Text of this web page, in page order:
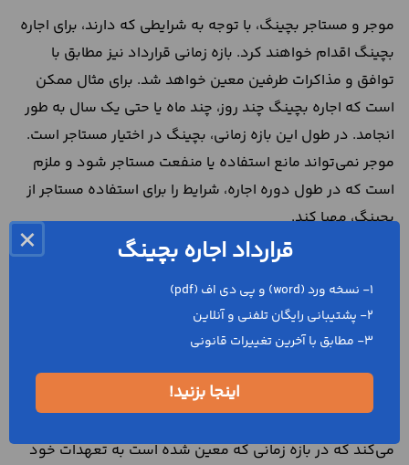
موجر و مستاجر بچینگ، با توجه به شرایطی که دارند، برای اجاره
بچینگ اقدام خواهند کرد. بازه زمانی قرارداد نیز مطابق با
توافق و مذاکرات طرفین معین خواهد شد. برای مثال ممکن
است که اجاره بچینگ چند روز، چند ماه یا حتی یک سال به طور
انجامد. در طول این بازه زمانی، بچینگ در اختیار مستاجر است.
موجر نمی‌تواند مانع استفاده یا منفعت مستاجر شود و ملزم
است که در طول دوره اجاره، شرایط را برای استفاده مستاجر از
بچینگ، مهیا کند.
از طرف دیگر، مستاجر نیز ملزم خواهد بود که در طول دوره
اجاره، به همان صورتی که توافق شده است، مبلغ اجاره بها را به
موجر بپردازد و همچنین به شیوه‌ای صحیح از دستگاه استفاده
کند و به آن آسیب نرساند. تاریخ شروط و اتمام قرارداد، در متن
نمونه قرارداد اجاره بچینگ نوشته می‌شود. در طول این دوره،
موجر یا مستاجر نمی‌توانند درخواست
می‌کند که در بازه زمانی که معین شده است به تعهدات خود
× قرارداد اجاره بچینگ
1- نسخه ورد (word) و پی دی اف (pdf)
2- پشتیبانی رایگان تلفنی و آنلاین
3- مطابق با آخرین تغییرات قانونی
اینجا بزنید!